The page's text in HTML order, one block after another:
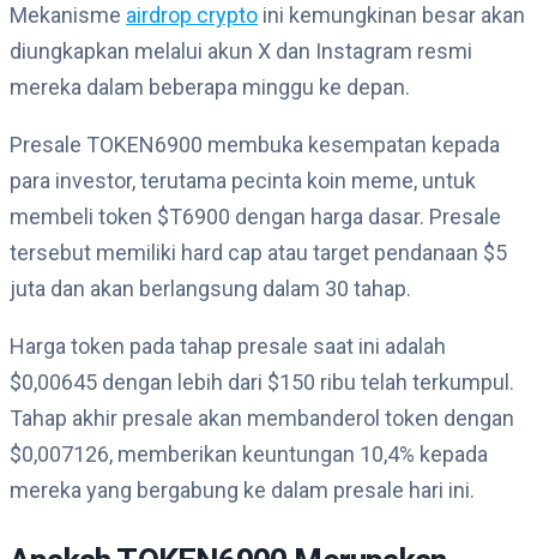
Mekanisme airdrop crypto ini kemungkinan besar akan
diungkapkan melalui akun X dan Instagram resmi
mereka dalam beberapa minggu ke depan.
Presale TOKEN6900 membuka kesempatan kepada
para investor, terutama pecinta koin meme, untuk
membeli token $T6900 dengan harga dasar. Presale
tersebut memiliki hard cap atau target pendanaan $5
juta dan akan berlangsung dalam 30 tahap.
Harga token pada tahap presale saat ini adalah
$0,00645 dengan lebih dari $150 ribu telah terkumpul.
Tahap akhir presale akan membanderol token dengan
$0,007126, memberikan keuntungan 10,4% kepada
mereka yang bergabung ke dalam presale hari ini.